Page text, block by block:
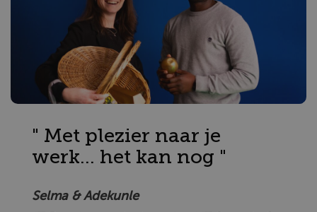
" Met plezier naar je
werk... het kan nog "
Selma & Adekunle